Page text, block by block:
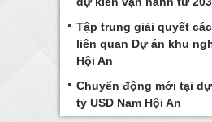
Tập trung giải quyết
liên quan Dự án khu
Hội An
Chuyển động mới tại
tỷ USD Nam Hội An